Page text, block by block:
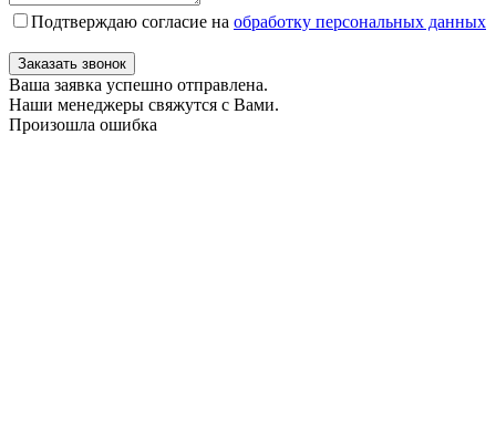
Подтверждаю согласие на обработку персональных данных
Заказать звонок
Ваша заявка успешно отправлена.
Наши менеджеры свяжутся с Вами.
Произошла ошибка